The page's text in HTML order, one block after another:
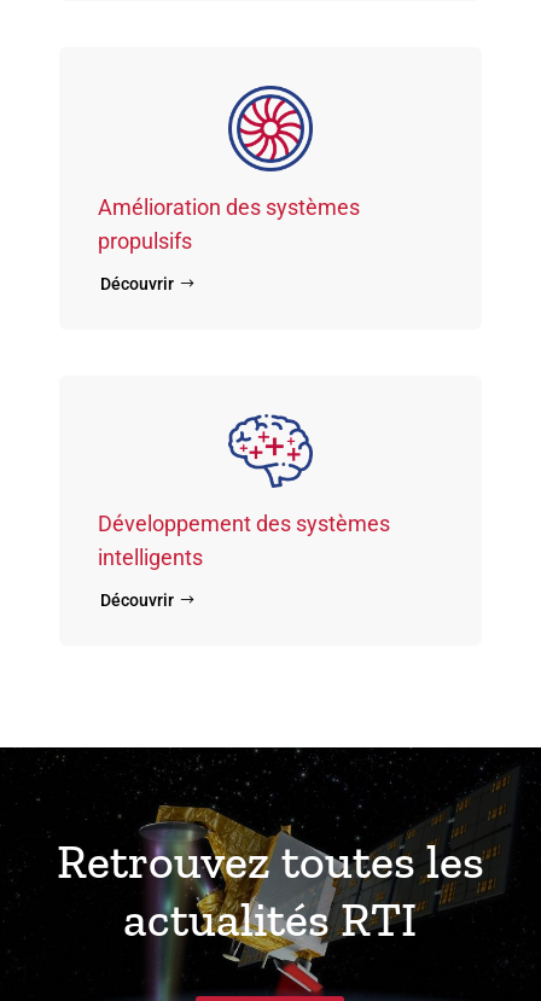
Amélioration des systèmes
propulsifs
Découvrir
Développement des systèmes
intelligents
Découvrir
Retrouvez toutes les
actualités RTI